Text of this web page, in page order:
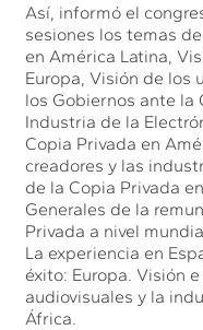
Así, informó el
sesiones los temas
en América Latina,
Europa, Visión de los
los Gobiernos ante la
Industria de la
Copia Privada en
creadores y las
de la Copia Privada
Generales de la
Privada a nivel
La experiencia en
éxito: Europa. Visión
audiovisuales y la
África.